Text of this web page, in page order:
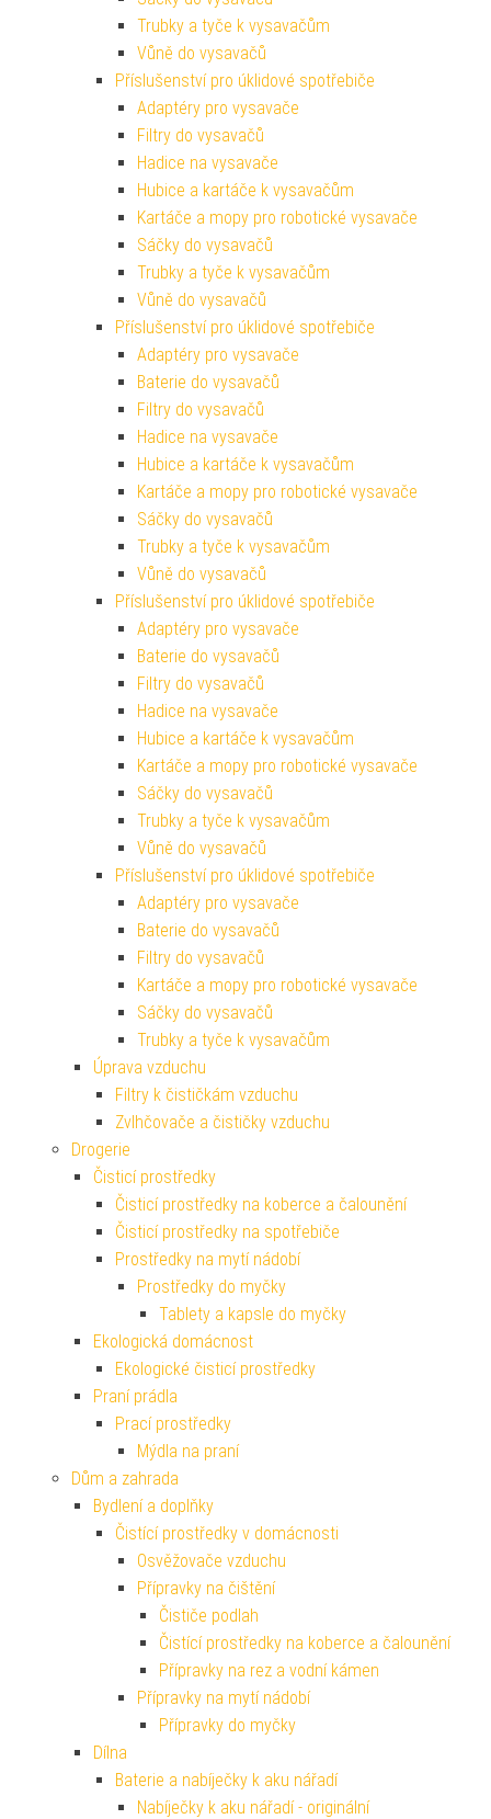
Trubky a tyče k vysavačům
Vůně do vysavačů
Příslušenství pro úklidové spotřebiče
Adaptéry pro vysavače
Filtry do vysavačů
Hadice na vysavače
Hubice a kartáče k vysavačům
Kartáče a mopy pro robotické vysavače
Sáčky do vysavačů
Trubky a tyče k vysavačům
Vůně do vysavačů
Příslušenství pro úklidové spotřebiče
Adaptéry pro vysavače
Baterie do vysavačů
Filtry do vysavačů
Hadice na vysavače
Hubice a kartáče k vysavačům
Kartáče a mopy pro robotické vysavače
Sáčky do vysavačů
Trubky a tyče k vysavačům
Vůně do vysavačů
Příslušenství pro úklidové spotřebiče
Adaptéry pro vysavače
Baterie do vysavačů
Filtry do vysavačů
Hadice na vysavače
Hubice a kartáče k vysavačům
Kartáče a mopy pro robotické vysavače
Sáčky do vysavačů
Trubky a tyče k vysavačům
Vůně do vysavačů
Příslušenství pro úklidové spotřebiče
Adaptéry pro vysavače
Baterie do vysavačů
Filtry do vysavačů
Kartáče a mopy pro robotické vysavače
Sáčky do vysavačů
Trubky a tyče k vysavačům
Úprava vzduchu
Filtry k čističkám vzduchu
Zvlhčovače a čističky vzduchu
Drogerie
Čisticí prostředky
Čisticí prostředky na koberce a čalounění
Čisticí prostředky na spotřebiče
Prostředky na mytí nádobí
Prostředky do myčky
Tablety a kapsle do myčky
Ekologická domácnost
Ekologické čisticí prostředky
Praní prádla
Prací prostředky
Mýdla na praní
Dům a zahrada
Bydlení a doplňky
Čistící prostředky v domácnosti
Osvěžovače vzduchu
Přípravky na čištění
Čističe podlah
Čistící prostředky na koberce a čalounění
Přípravky na rez a vodní kámen
Přípravky na mytí nádobí
Přípravky do myčky
Dílna
Baterie a nabíječky k aku nářadí
Nabíječky k aku nářadí - originální